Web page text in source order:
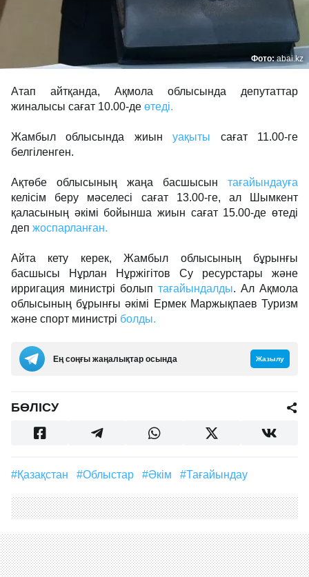
Фото:abai.kz
Атап айтқанда, Ақмола облысында депутаттар
жиналысы сағат 10.00-де өтеді.
Жамбыл облысында жиынуақыты сағат 11.00-ге
белгіленген.
Ақтөбе облысының жаңа басшысын тағайындауға
келісім беру мәселесі сағат 13.00-ге, ал Шымкент
қаласының әкімі бойынша жиын сағат 15.00-де өтеді
деп жоспарланған.
Айта кету керек, Жамбыл облысының бұрынғы
басшысы Нұрлан Нұржігітов Су ресурстары және
ирригация министрі болып тағайындалды. Ал Ақмола
облысының бұрынғы әкімі Ермек Маржықпаев Туризм
және спорт министрі болды.
Ең соңғы жаңалықтар осында Жазылу
БӨЛІСУ
#Қазақстан #облыстар #әкім #тағайындау